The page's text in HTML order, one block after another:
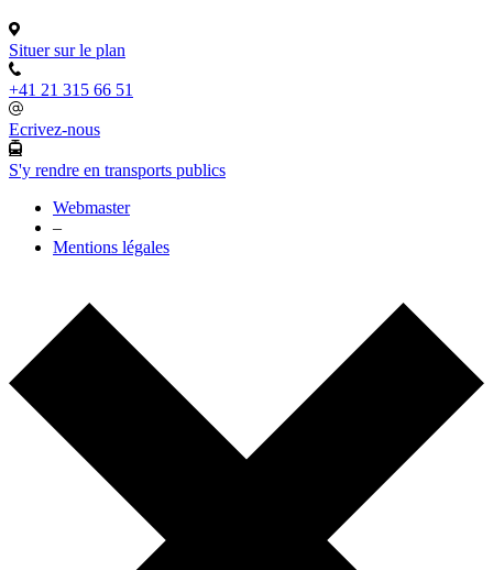
Situer sur le plan
+41 21 315 66 51
Ecrivez-nous
S'y rendre en transports publics
Webmaster
–
Mentions légales